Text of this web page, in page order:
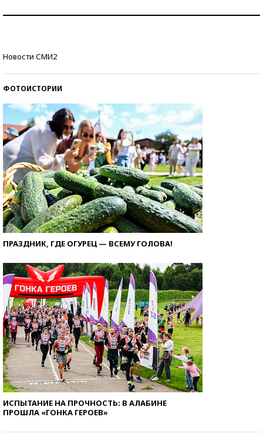
Новости СМИ2
ФОТОИСТОРИИ
ПРАЗДНИК, ГДЕ ОГУРЕЦ — ВСЕМУ ГОЛОВА!
ИСПЫТАНИЕ НА ПРОЧНОСТЬ: В АЛАБИНЕ
ПРОШЛА «ГОНКА ГЕРОЕВ»